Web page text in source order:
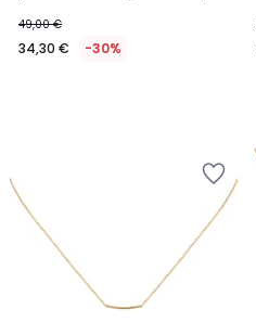
49,00 €
34,30 € -30%